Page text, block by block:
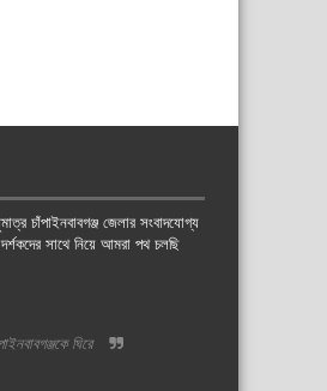
চাঁপাইনবাবগঞ্জ জেলার সংবাদযোগ্য
সাথে নিয়ে আমরা পথ চলছি
ঘিরে